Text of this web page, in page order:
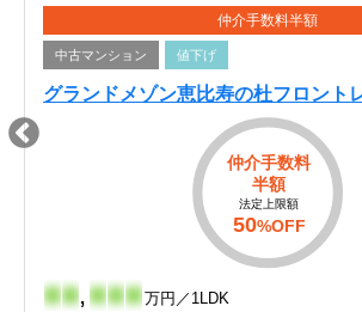
仲介手数料半額
中古マンション 値下げ
グランドメゾン恵比寿の杜フロント
仲介手数料
半額
法定上限額
50%OFF
- - ,- - - 万円／1LDK